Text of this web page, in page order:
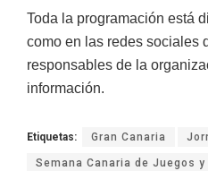
Toda la programación está
como en las redes sociales
responsables de la
información.
Etiquetas: Gran Canaria
Semana Canaria de Juegos